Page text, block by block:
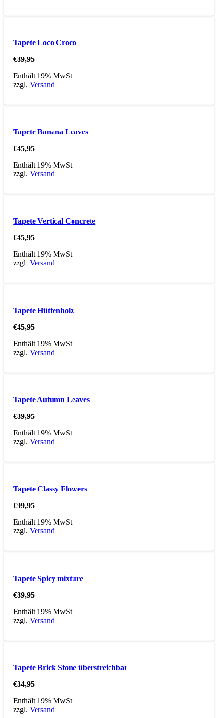
Tapete Loco Croco
€89,95
Enthält 19% MwSt
zzgl.Versand
Tapete Banana Leaves
€45,95
Enthält 19% MwSt
zzgl.Versand
Tapete Vertical Concrete
€45,95
Enthält 19% MwSt
zzgl.Versand
Tapete Hüttenholz
€45,95
Enthält 19% MwSt
zzgl.Versand
Tapete Autumn Leaves
€89,95
Enthält 19% MwSt
zzgl.Versand
Tapete Classy Flowers
€99,95
Enthält 19% MwSt
zzgl.Versand
Tapete Spicy mixture
€89,95
Enthält 19% MwSt
zzgl.Versand
Tapete Brick Stone überstreichbar
€34,95
Enthält 19% MwSt
zzgl.Versand